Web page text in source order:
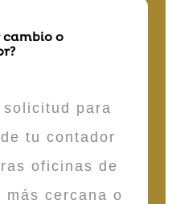
cambio o
para
tu contador
oficinas de
cercana o